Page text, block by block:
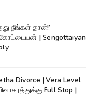
நீங்கள் தான்!’
| Sengottaiyan
Divorce | Vera Level
Full Stop |